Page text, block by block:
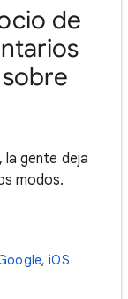
de
la gente deja
modos.
, iOS